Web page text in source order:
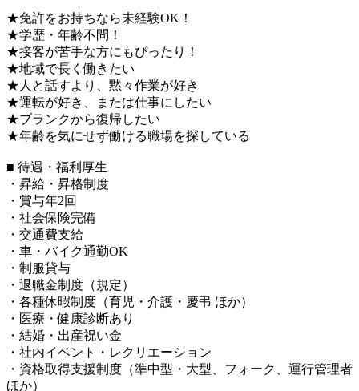
★免許をお持ちなら未経験OK！
★学歴・年齢不問！
★接客が苦手な方にもぴったり！
★地域で長く働きたい
★人と話すより、黙々作業が好き
★運転が好き、または仕事にしたい
★ブランクから復帰したい
★年齢を気にせず働ける職場を探している
■ 待遇・福利厚生
・昇給・昇格制度
・賞与年2回
・社会保険完備
・交通費支給
・車・バイク通勤OK
・制服貸与
・退職金制度（規定）
・各種休暇制度（育児・介護・慶弔 ほか）
・医療・健康診断あり
・結婚・出産祝い金
・社内イベント・レクリエーション
・資格取得支援制度（準中型・大型、フォーク、運行管理者
ほか）